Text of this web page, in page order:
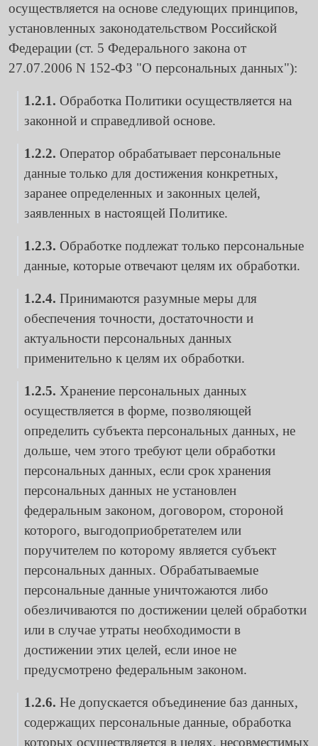
осуществляется на основе следующих принципов,
установленных законодательством Российской
Федерации (ст. 5 Федерального закона от
27.07.2006 N 152-ФЗ "О персональных данных"):
1.2.1. Обработка Политики осуществляется на
законной и справедливой основе.
1.2.2. Оператор обрабатывает персональные
данные только для достижения конкретных,
заранее определенных и законных целей,
заявленных в настоящей Политике.
1.2.3. Обработке подлежат только персональные
данные, которые отвечают целям их обработки.
1.2.4. Принимаются разумные меры для
обеспечения точности, достаточности и
актуальности персональных данных
применительно к целям их обработки.
1.2.5. Хранение персональных данных
осуществляется в форме, позволяющей
определить субъекта персональных данных, не
дольше, чем этого требуют цели обработки
персональных данных, если срок хранения
персональных данных не установлен
федеральным законом, договором, стороной
которого, выгодоприобретателем или
поручителем по которому является субъект
персональных данных. Обрабатываемые
персональные данные уничтожаются либо
обезличиваются по достижении целей обработки
или в случае утраты необходимости в
достижении этих целей, если иное не
предусмотрено федеральным законом.
1.2.6. Не допускается объединение баз данных,
содержащих персональные данные, обработка
которых осуществляется в целях, несовместимых